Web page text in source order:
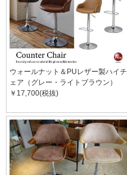
ウォールナット＆PUレザー製ハイチ
ェア（グレー・ライトブラウン）
￥17,700(税抜)